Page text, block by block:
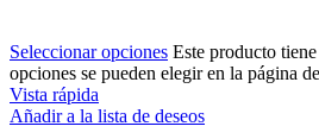
Seleccionar opciones Este producto
opciones se pueden elegir en la página
Vista rápida
Añadir a la lista de deseos